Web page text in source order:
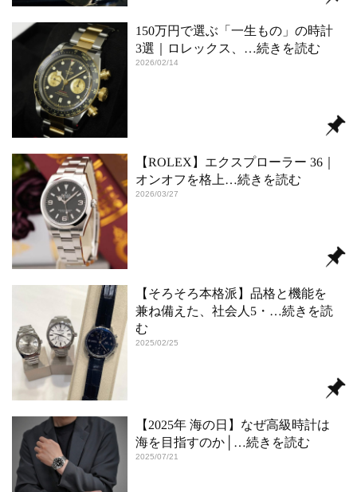
150万円で選ぶ「一生もの」の時計
3選｜ロレックス、 …続きを読む
2026/02/14
【ROLEX】エクスプローラー 36｜
オンオフを格上…続きを読む
2026/03/27
【そろそろ本格派】品格と機能を
兼ね備えた、社会人5・ …続きを読
む
2025/02/25
【2025年 海の日】なぜ高級時計は
海を目指すのか│ …続きを読む
2025/07/21